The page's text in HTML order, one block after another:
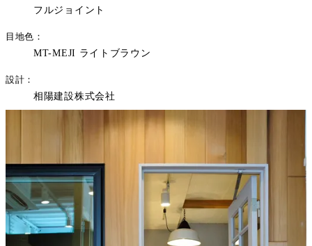
フルジョイント
目地色
MT-MEJI ライトブラウン
設計
相陽建設株式会社